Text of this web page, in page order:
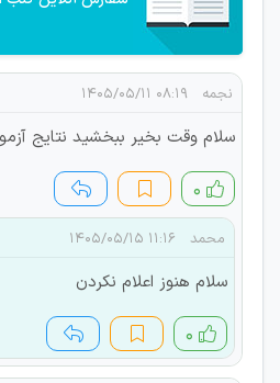
نجمه ۰۸:۱۹ ۱۴۰۵/۰۵/۱۱
سلام وقت بخیر ببخشید نتایج
۰
محمد ۱۱:۱۶ ۱۴۰۵/۰۵/۱۵
سلام هنوز اعلام نکردن
۰